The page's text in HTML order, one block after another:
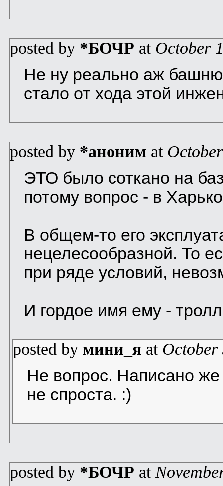
posted by *БОЧР at October
Не ну реально аж башню
стало от хода этой
posted by *аноним at
ЭТО было соткано на
потому вопрос - в
В общем-то его
нецелесообразной. То
при ряде условий,
И гордое имя ему -
posted by мини_я at October
Не вопрос. Написано
не спроста. :)
posted by *БОЧР at